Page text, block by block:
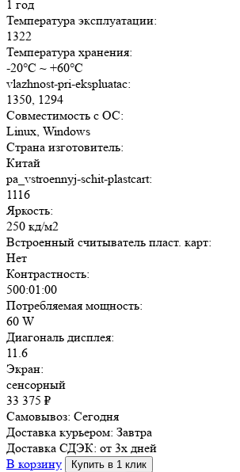
1 год
Температура эксплуатации:
1322
Температура хранения:
-20°C ~ +60°C
vlazhnost-pri-ekspluatac:
1350, 1294
Совместимость с ОС:
Linux, Windows
Страна изготовитель:
Китай
pa_vstroennyj-schit-plastcart:
1116
Яркость:
250 кд/м2
Встроенный считыватель пласт. карт:
Нет
Контрастность:
500:01:00
Потребляемая мощность:
60 W
Диагональ дисплея:
11.6
Экран:
сенсорный
33 375 ₽
Самовывоз: Сегодня
Доставка курьером: Завтра
Доставка СДЭК: от 3х дней
В корзину
Купить в 1 клик